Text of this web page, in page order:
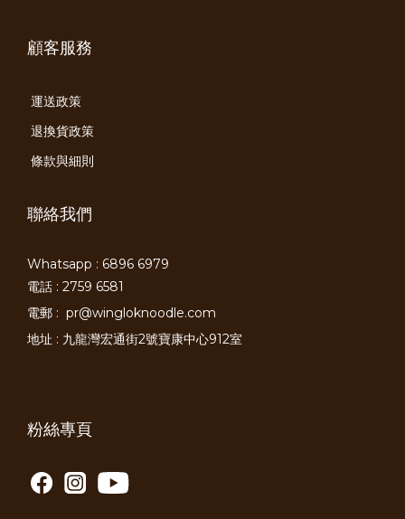
顧客服務
運送政策
退換貨政策
條款與細則
聯絡我們
Whatsapp : 6896 6979
電話 : 2759 6581
電郵 : pr@wingloknoodle.com
地址 : 九龍灣宏通街2號寶康中心912室
粉絲專頁